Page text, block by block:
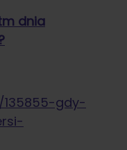
dnia
gdy-